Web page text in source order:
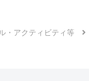
・アクティビティ等